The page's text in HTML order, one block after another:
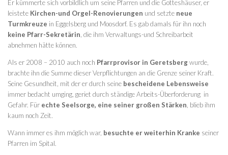
Er kümmerte sich vorbildlich um seine Pfarren und die Gotteshäuser, er
leistete Kirchen-und Orgel-Renovierungen und setzte neue
Turmkreuze in Eggelsberg und Moosdorf. Es gab damals für ihn noch
keine Pfarr-Sekretärin , die ihm Verwaltungs-und Schreibarbeit
abnehmen hätte können.
Als er 2008 – 2010 auch noch Pfarrprovisor in Geretsbergwurde,
brachte ihn die Summe dieser Verpflichtungen an die Grenze seiner Kraft.
Seine Gesundheit, mit der er durch seine bescheidene Lebensweise
immer bedacht umging, geriet durch ständige Arbeits-Überforderung in
Gefahr. Für echte Seelsorge, eine seiner großen Stärken , blieb ihm
kaum noch Zeit.
Wann immer es ihm möglich war, besuchte er weiterhin Kranke seiner
Pfarren im Spital.